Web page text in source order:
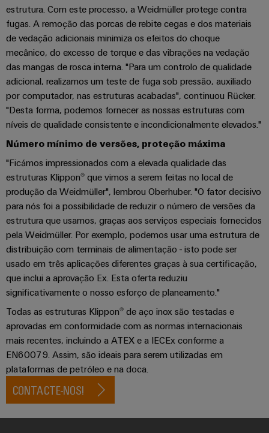
inovadoras
para
dispositivos
Ferrovia
Soluções
modernas
e
digitais
para
uma
mobilidade
ecológica
transportes
ferroviários
Fotovoltaico
Aproveitar
a
energia
solar
para
a
eficiência
de
Hidrogênio
O
hidrogênio
como
tecnologia
fundamental
para
transição
IIoT
&
Software
de
Automação
Industrial
analytics
IoT
industrial
Plataforma
de
serviços
industriais
easyConnect
Controlador
de
centrais
elétricas
Segurança
industrial
de
isolamento
e
transdutores
de
medição
Fontes
de
Estruturas
de
sistemas
eletrónicos
Proteção
contra
descargas
atmosféricas
e
sobretensões
PV
combiner
boxes
Distribuidores
Fieldbus
de
formação
e
seminários
Opções
de
pedido
digital
eShop
Interface
OCI
Interface
EDI
VISÃO
GERAL
Eventos
e
feiras
Feiras
e
eventos
globais
Experiência
digital
estrutura. Com este processo, a Weidmüller protege contra
fugas. A remoção das porcas de rebite cegas e dos materiais
de vedação adicionais minimiza os efeitos do choque
mecânico, do excesso de torque e das vibrações na vedação
das mangas de rosca interna. "Para um controlo de qualidade
adicional, realizamos um teste de fuga sob pressão, auxiliado
por computador, nas estruturas acabadas", continuou Rücker.
"Desta forma, podemos fornecer as nossas estruturas com
níveis de qualidade consistente e incondicionalmente elevados."
Número mínimo de versões, proteção máxima
"Ficámos impressionados com a elevada qualidade das
estruturas Klippon® que vimos a serem feitas no local de
produção da Weidmüller", lembrou Oberhuber. "O fator decisivo
para nós foi a possibilidade de reduzir o número de versões da
estrutura que usamos, graças aos serviços especiais fornecidos
pela Weidmüller. Por exemplo, podemos usar uma estrutura de
distribuição com terminais de alimentação - isto pode ser
usado em três aplicações diferentes graças à sua certificação,
que inclui a aprovação Ex. Esta oferta reduziu
significativamente o nosso esforço de planeamento."
Todas as estruturas Klippon® de aço inox são testadas e
aprovadas em conformidade com as normas internacionais
mais recentes, incluindo a ATEX e a IECEx conforme a
EN60079. Assim, são ideais para serem utilizadas em
plataformas de petróleo e na doca.
CONTACTE-NOS!